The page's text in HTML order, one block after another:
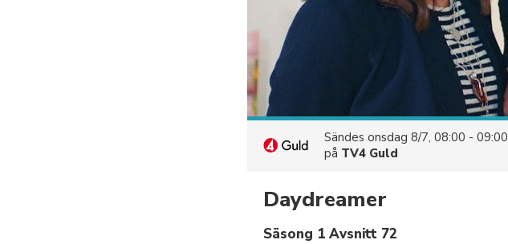
Sändes onsdag 8/7, 08:00 - 09:00
på TV4 Guld
Daydreamer
Säsong 1 Avsnitt 72